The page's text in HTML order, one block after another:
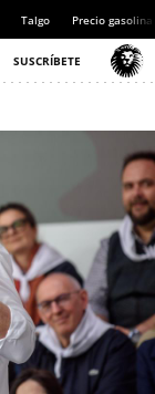
Talgo Precio gasolina